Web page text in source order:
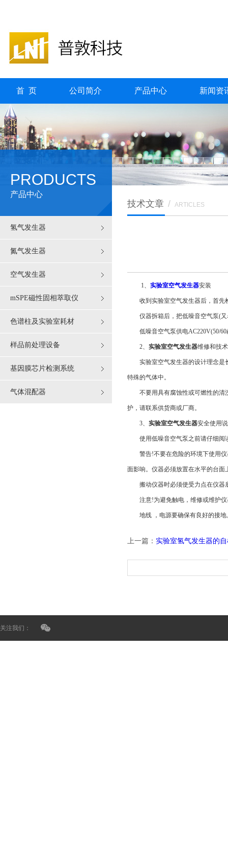
首 页 公司简介 产品中心 新闻资
PRODUCTS
产品中心
氢气发生器
氮气发生器
空气发生器
mSPE磁性固相萃取仪
色谱柱及实验室耗材
样品前处理设备
基因膜芯片检测系统
气体混配器
技术文章 / ARTICLES
1、 实验室空气发生器安装
收到实验室空气发生器后，首先检
仪器拆箱后，把低噪音空气泵(又
低噪音空气泵供电AC220V(50/60
2、 实验室空气发生器维修和技
实验室空气发生器的设计理念是长
特殊的气体中。
不要用具有腐蚀性或可燃性的清洗
护，请联系供货商或厂商。
3、 实验室空气发生器安全使用
使用低噪音空气泵之前请仔细阅
警告!不要在危险的环境下使用仪
面影响。仪器必须放置在水平的台
搬动仪器时必须使受力点在仪器底
注意!为避免触电，维修或维护仪
地线 ，电源要确保有良好的接地
上一篇： 实验室氢气发生器的
关注我们：